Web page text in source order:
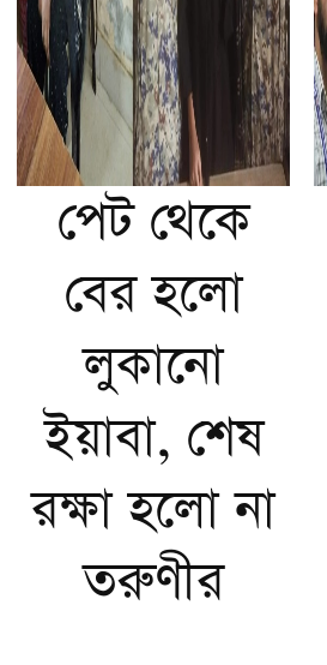
পেট থেকে
বের হলো
লুকানো
ইয়াবা, শেষ
রক্ষা হলো না
তরুণীর